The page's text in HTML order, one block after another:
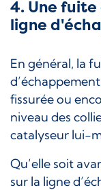
4. Une
ligne
En général, la
fissurée ou
niveau des
catalyseur lui-
Qu’elle soit
sur la ligne